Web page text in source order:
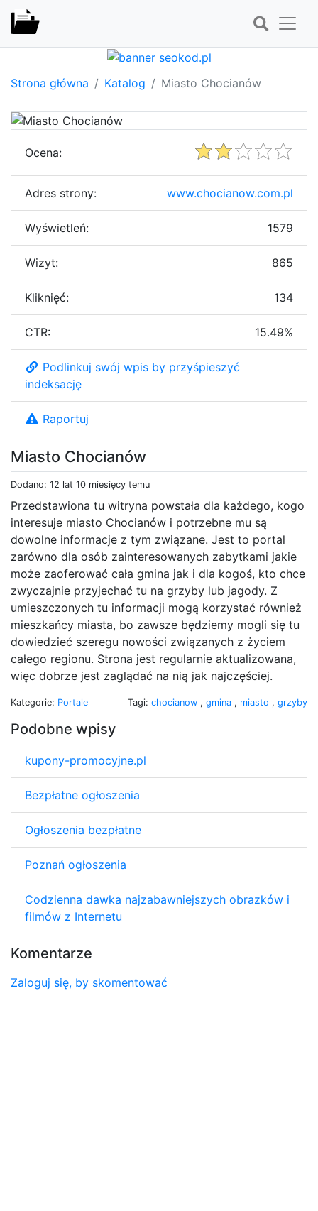
Strona główna Katalog Miasto Chocianów
Miasto Chocianów
Dodano: 12 lat 10 miesięcy temu
Przedstawiona tu witryna powstała dla każdego, kogo
interesuje miasto Chocianów i potrzebne mu są
dowolne informacje z tym związane. Jest to portal
zarówno dla osób zainteresowanych zabytkami jakie
może zaoferować cała gmina jak i dla kogoś, kto chce
zwyczajnie przyjechać tu na grzyby lub jagody. Z
umieszczonych tu informacji mogą korzystać również
mieszkańcy miasta, bo zawsze będziemy mogli się tu
dowiedzieć szeregu nowości związanych z życiem
całego regionu. Strona jest regularnie aktualizowana,
więc dobrze jest zaglądać na nią jak najczęściej.
Kategorie: Portale Tagi: chocianow , gmina , miasto , grzyby
Podobne wpisy
kupony-promocyjne.pl
Bezpłatne ogłoszenia
Ogłoszenia bezpłatne
Poznań ogłoszenia
Codzienna dawka najzabawniejszych obrazków i
filmów z Internetu
Komentarze
Zaloguj się, by skomentować
Ocena:
Adres strony: www.chocianow.com.pl
Wyświetleń: 1579
Wizyt: 865
Kliknięć: 134
CTR: 15.49%
Podlinkuj swój wpis by przyśpieszyć
indeksację
Raportuj